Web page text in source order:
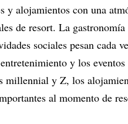
y alojamientos con una
de resort. La
sociales pesan cada
y los eventos
millennial y Z, los
al momento de